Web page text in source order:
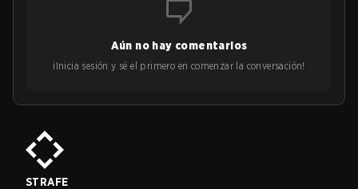
Aún no hay comentarios
¡Inicia sesión y sé el primero en comenzar la conversación!
STRAFE